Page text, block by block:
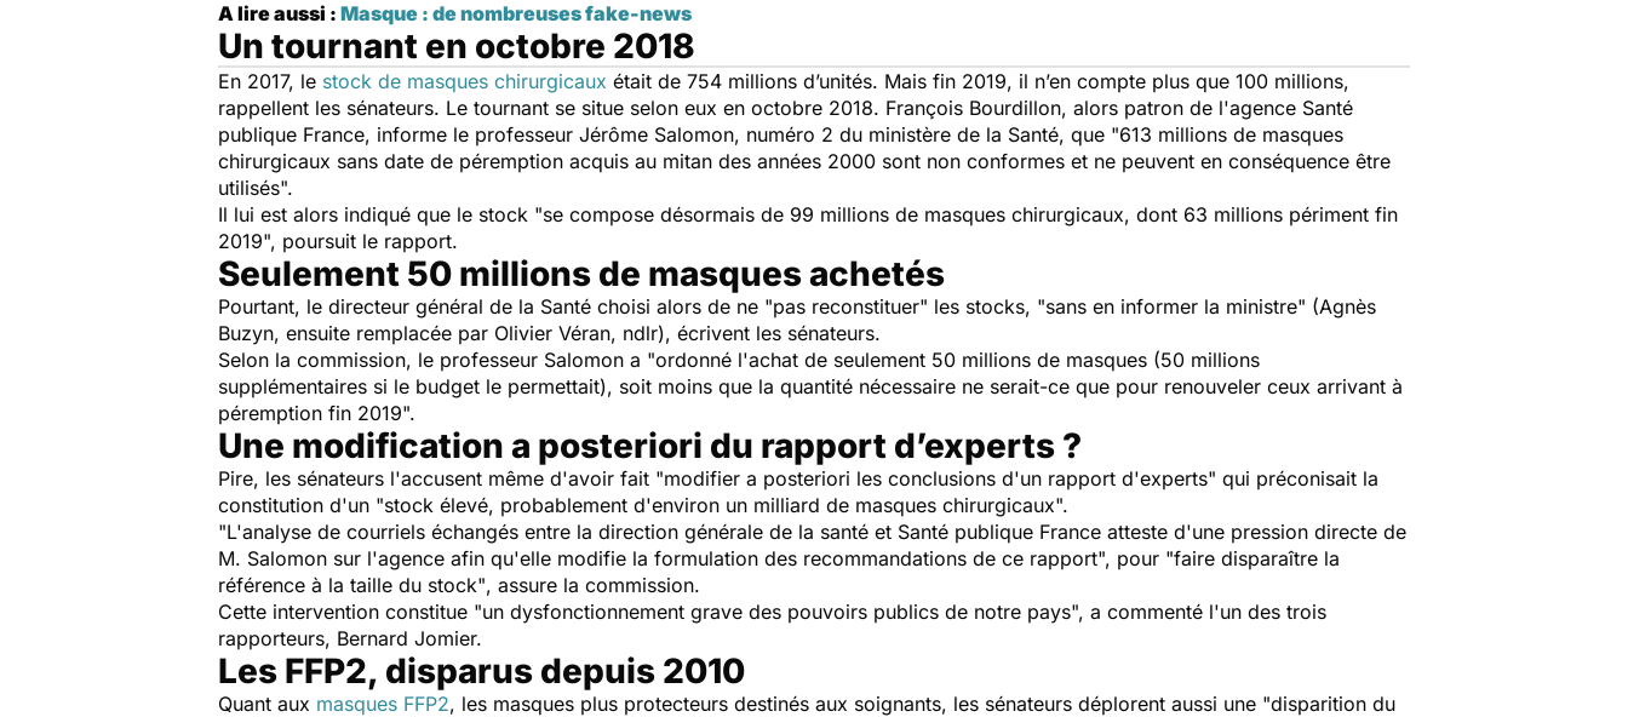
A lire aussi : Masque : de nombreuses fake-news
Un tournant en octobre 2018
En 2017, le stock de masques chirurgicaux était de 754 millions d’unités. Mais fin 2019, il n’en compte plus que 100 millions,
rappellent les sénateurs. Le tournant se situe selon eux en octobre 2018. François Bourdillon, alors patron de l'agence Santé
publique France, informe le professeur Jérôme Salomon, numéro 2 du ministère de la Santé, que "613 millions de masques
chirurgicaux sans date de péremption acquis au mitan des années 2000 sont non conformes et ne peuvent en conséquence être
utilisés".
Il lui est alors indiqué que le stock "se compose désormais de 99 millions de masques chirurgicaux, dont 63 millions périment fin
2019", poursuit le rapport.
Seulement 50 millions de masques achetés
Pourtant, le directeur général de la Santé choisi alors de ne "pas reconstituer" les stocks, "sans en informer la ministre" (Agnès
Buzyn, ensuite remplacée par Olivier Véran, ndlr), écrivent les sénateurs.
Selon la commission, le professeur Salomon a "ordonné l'achat de seulement 50 millions de masques (50 millions
supplémentaires si le budget le permettait), soit moins que la quantité nécessaire ne serait-ce que pour renouveler ceux arrivant à
péremption fin 2019".
Une modification a posteriori du rapport d’experts ?
Pire, les sénateurs l'accusent même d'avoir fait "modifier a posteriori les conclusions d'un rapport d'experts" qui préconisait la
constitution d'un "stock élevé, probablement d'environ un milliard de masques chirurgicaux".
"L'analyse de courriels échangés entre la direction générale de la santé et Santé publique France atteste d'une pression directe de
M. Salomon sur l'agence afin qu'elle modifie la formulation des recommandations de ce rapport", pour "faire disparaître la
référence à la taille du stock", assure la commission.
Cette intervention constitue "un dysfonctionnement grave des pouvoirs publics de notre pays", a commenté l'un des trois
rapporteurs, Bernard Jomier.
Les FFP2, disparus depuis 2010
Quant aux masques FFP2, les masques plus protecteurs destinés aux soignants, les sénateurs déplorent aussi une "disparition du